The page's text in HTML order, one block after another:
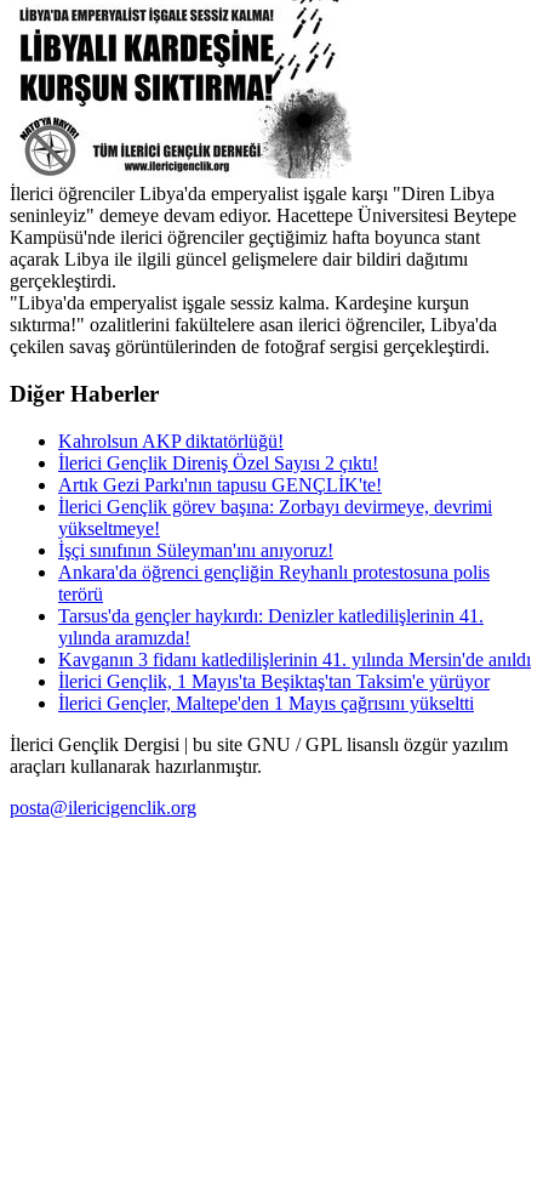
İlerici öğrenciler Libya'da emperyalist işgale karşı "Diren Libya
seninleyiz" demeye devam ediyor. Hacettepe Üniversitesi Beytepe
Kampüsü'nde ilerici öğrenciler geçtiğimiz hafta boyunca stant
açarak Libya ile ilgili güncel gelişmelere dair bildiri dağıtımı
gerçekleştirdi.
"Libya'da emperyalist işgale sessiz kalma. Kardeşine kurşun
sıktırma!" ozalitlerini fakültelere asan ilerici öğrenciler, Libya'da
çekilen savaş görüntülerinden de fotoğraf sergisi gerçekleştirdi.
Diğer Haberler
Kahrolsun AKP diktatörlüğü!
İlerici Gençlik Direniş Özel Sayısı 2 çıktı!
Artık Gezi Parkı'nın tapusu GENÇLİK'te!
İlerici Gençlik görev başına: Zorbayı devirmeye, devrimi
yükseltmeye!
İşçi sınıfının Süleyman'ını anıyoruz!
Ankara'da öğrenci gençliğin Reyhanlı protestosuna polis
terörü
Tarsus'da gençler haykırdı: Denizler katledilişlerinin 41.
yılında aramızda!
Kavganın 3 fidanı katledilişlerinin 41. yılında Mersin'de anıldı
İlerici Gençlik, 1 Mayıs'ta Beşiktaş'tan Taksim'e yürüyor
İlerici Gençler, Maltepe'den 1 Mayıs çağrısını yükseltti
İlerici Gençlik Dergisi | bu site GNU / GPL lisanslı özgür yazılım
araçları kullanarak hazırlanmıştır.
posta@ilericigenclik.org